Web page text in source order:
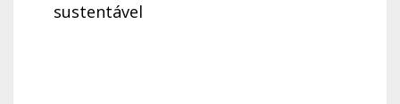
sustentável